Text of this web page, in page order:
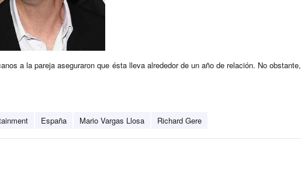
a la pareja aseguraron que ésta lleva alrededor de un año de relación. No obstante,
España Mario Vargas Llosa Richard Gere